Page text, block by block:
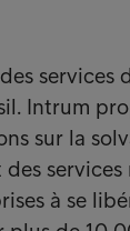
services
Intrum
sur la
à se